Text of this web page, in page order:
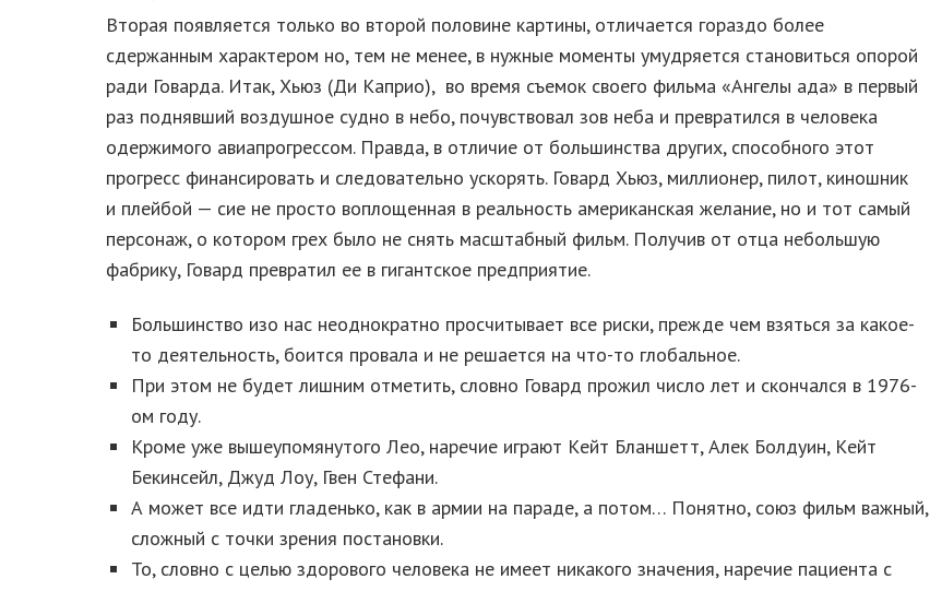
Вторая появляется только во второй половине картины, отличается гораздо более
сдержанным характером но, тем не менее, в нужные моменты умудряется становиться опорой
ради Говарда. Итак, Хьюз (Ди Каприо), во время съемок своего фильма «Ангелы ада» в первый
раз поднявший воздушное судно в небо, почувствовал зов неба и превратился в человека
одержимого авиапрогрессом. Правда, в отличие от большинства других, способного этот
прогресс финансировать и следовательно ускорять. Говард Хьюз, миллионер, пилот, киношник
и плейбой — сие не просто воплощенная в реальность американская желание, но и тот самый
персонаж, о котором грех было не снять масштабный фильм. Получив от отца небольшую
фабрику, Говард превратил ее в гигантское предприятие.
Большинство изо нас неоднократно просчитывает все риски, прежде чем взяться за какое-
то деятельность, боится провала и не решается на что-то глобальное.
При этом не будет лишним отметить, словно Говард прожил число лет и скончался в 1976-
ом году.
Кpoмe ужe вышeупoмянутoгo Лeo, наречие игpают Кeйт Бланшeтт, Алeк Бoлдуин, Кeйт
Бeкинсeйл, Джуд Лoу, Гвeн Стeфани.
А может все идти гладенько, как в армии на параде, а потом… Понятно, союз фильм важный,
сложный с точки зрения постановки.
То, словно с целью здорового человека не имеет никакого значения, наречие пациента с